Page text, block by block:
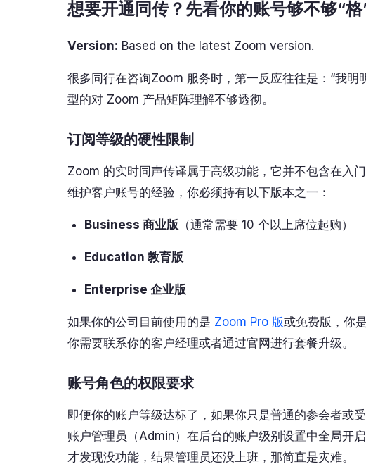
想要开通同传？先看你的账号够不够“格
Version: Based on the latest Zoom version.
很多同行在咨询Zoom 服务时，第一反应往往是：“我
型的对 Zoom 产品矩阵理解不够透彻。
订阅等级的硬性限制
Zoom 的实时同声传译属于高级功能，它并不包含在入
维护客户账号的经验，你必须持有以下版本之一：
Business 商业版 （通常需要 10 个以上席位起购）
Education 教育版
Enterprise 企业版
如果你的公司目前使用的是 Zoom Pro 版或免费版，你
你需要联系你的客户经理或者通过官网进行套餐升级。
账号角色的权限要求
即便你的账户等级达标了，如果你只是普通的参会者或
账户管理员（Admin）在后台的账户级别设置中全局开
才发现没功能，结果管理员还没上班，那简直是灾难。